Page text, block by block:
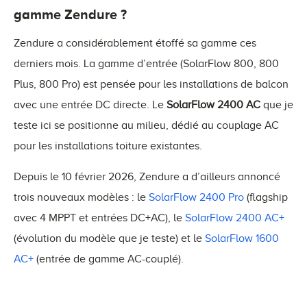
gamme Zendure ?
Zendure a considérablement étoffé sa gamme ces
derniers mois. La gamme d’entrée (SolarFlow 800, 800
Plus, 800 Pro) est pensée pour les installations de balcon
avec une entrée DC directe. Le SolarFlow 2400 AC que je
teste ici se positionne au milieu, dédié au couplage AC
pour les installations toiture existantes.
Depuis le 10 février 2026, Zendure a d’ailleurs annoncé
trois nouveaux modèles : le SolarFlow 2400 Pro (flagship
avec 4 MPPT et entrées DC+AC), le SolarFlow 2400 AC+
(évolution du modèle que je teste) et le SolarFlow 1600
AC+ (entrée de gamme AC-couplé).